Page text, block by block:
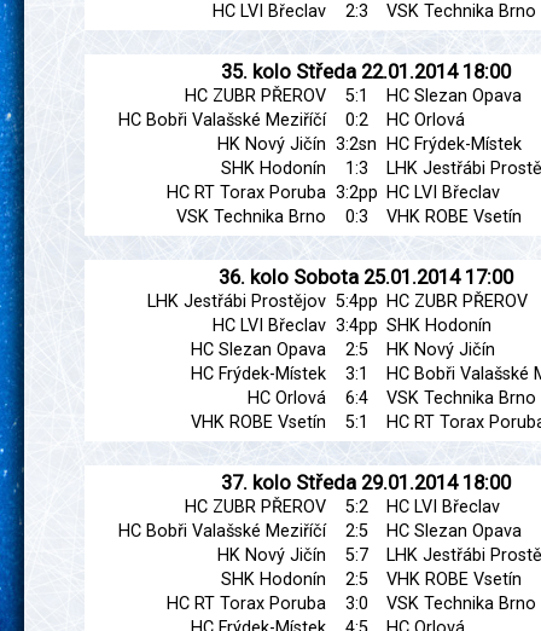
HC LVI Břeclav
2:3 VSK Technika Brno
35. kolo Středa 22.01.2014 18:00
HC ZUBR PŘEROV 5:1
HC Slezan Opava
HC Bobři Valašské Meziříčí
0:2
HC Orlová
HK Nový Jičín 3:2sn
HC Frýdek-Místek
SHK Hodonín
1:3
LHK Jestřábi
HC RT Torax Poruba 3:2pp HC LVI Břeclav
VSK Technika Brno
0:3 VHK ROBE Vsetín
36. kolo Sobota 25.01.2014 17:00
LHK Jestřábi Prostějov 5:4pp HC ZUBR PŘEROV
HC LVI Břeclav 3:4pp SHK Hodonín
HC Slezan Opava
2:5
HK Nový Jičín
HC Frýdek-Místek
3:1
HC Bobři Valašské
HC Orlová
6:4
VSK Technika Brno
VHK ROBE Vsetín
5:1 HC RT Torax
37. kolo Středa 29.01.2014 18:00
HC ZUBR PŘEROV 5:2
HC LVI Břeclav
HC Bobři Valašské Meziříčí
2:5
HC Slezan Opava
HK Nový Jičín
5:7
LHK Jestřábi
SHK Hodonín
2:5
VHK ROBE Vsetín
HC RT Torax Poruba
3:0
VSK Technika Brno